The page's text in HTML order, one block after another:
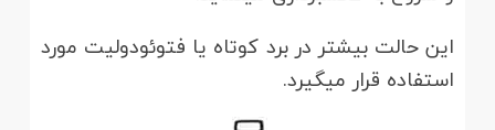
این حالت بیشتر در برد کوتاه یا فتوئودولیت مورد
استفاده قرار می­گیرد.